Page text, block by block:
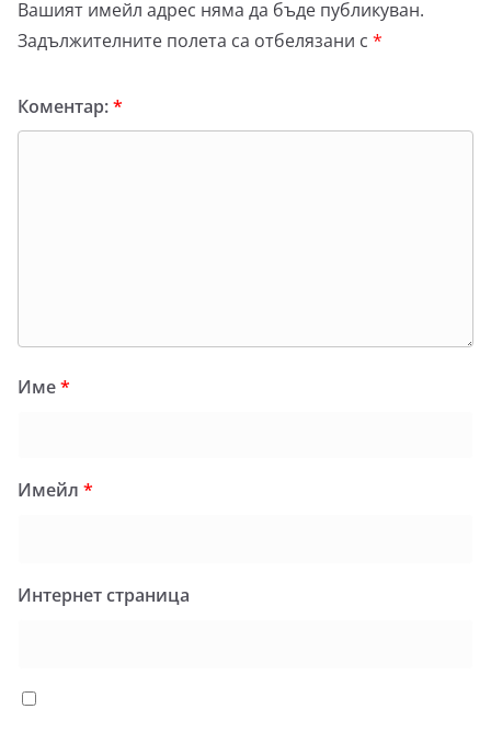
Вашият имейл адрес няма да бъде публикуван.
Задължителните полета са отбелязани с *
Коментар:*
Име*
Имейл *
Интернет страница